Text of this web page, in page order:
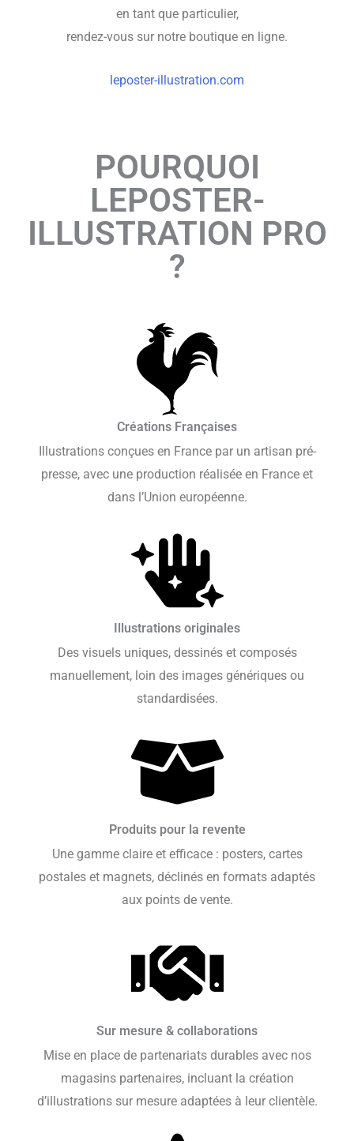
en tant que particulier,
rendez-vous sur notre boutique en ligne.
leposter-illustration.com
POURQUOI
LEPOSTER-
ILLUSTRATION PRO
?
Créations Françaises
Illustrations conçues en France par un artisan pré-
presse, avec une production réalisée en France et
dans l’Union européenne.
Illustrations originales
Des visuels uniques, dessinés et composés
manuellement, loin des images génériques ou
standardisées.
Produits pour la revente
Une gamme claire et efficace : posters, cartes
postales et magnets, déclinés en formats adaptés
aux points de vente.
Sur mesure & collaborations
Mise en place de partenariats durables avec nos
magasins partenaires, incluant la création
d’illustrations sur mesure adaptées à leur clientèle.